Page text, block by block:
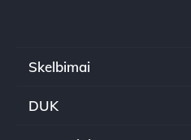
Skelbimai
DUK